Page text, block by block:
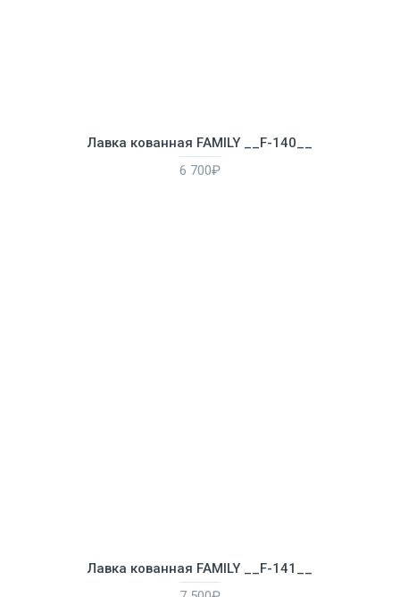
Лавка кованная FAMILY __F-140__
6 700₽
Лавка кованная FAMILY __F-141__